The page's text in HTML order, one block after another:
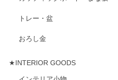
トレー・盆
おろし金
★INTERIOR GOODS